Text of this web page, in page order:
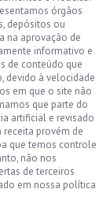
órgãos
depósitos ou
na aprovação de
informativo e
de conteúdo que
devido à velocidade
em que o site não
que parte do
artificial e revisado
receita provém de
que temos controle
não nos
de terceiros
em nossa política